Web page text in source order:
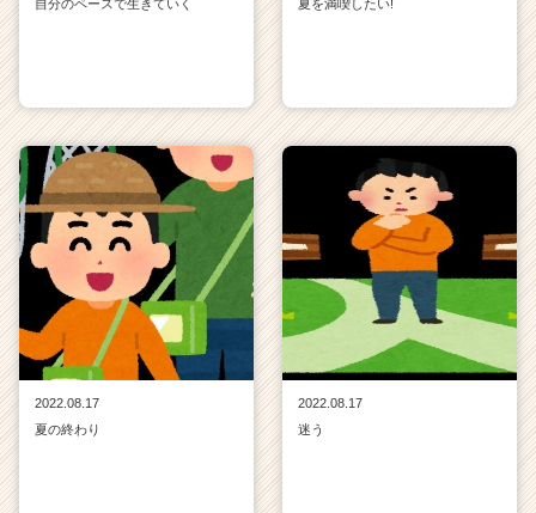
自分のペースで生きていく
夏を満喫したい!
2022.08.17
夏の終わり
2022.08.17
迷う